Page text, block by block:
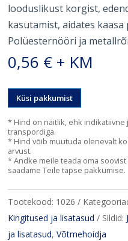
looduslikust korgist,
kasutamist, aidates
Polüesternööri ja
0,56 € + KM
Küsi pakkumist
* Hind on näitlik, ehk indikatiivne
transpordiga.
* Hind võib muutuda olenevalt
arvust.
* Andke meile teada oma
saadame Teile täpse pakkumise.
Tootekood: 1026
Kingitused ja lisatasud
Sildid:
ja lisatasud,Võtmehoidja